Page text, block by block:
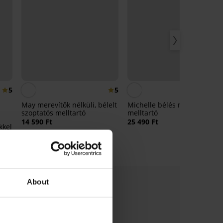
About
5
5
May merevítők nélküli, bélelt
szoptatós melltartó
14 590 Ft
Michelle bélés nélküli
melltartó
25 490 Ft